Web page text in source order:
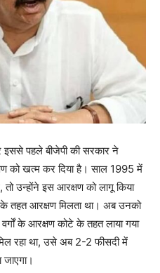
इससे पहले बीजेपी की सरकार ने
को खत्म कर दिया है। साल 1995 में
उन्होंने इस आरक्षण को लागू किया
तहत आरक्षण मिलता था। अब उनको
के आरक्षण कोटे के तहत लाया गया
रहा था, उसे अब 2-2 फीसदी में
जाएगा।